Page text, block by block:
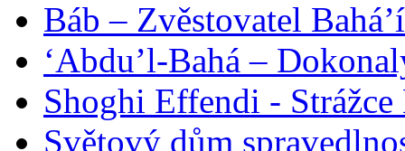
Báb – Zvěstovatel
‘Abdu’l-Bahá –
Shoghi Effendi -
Světový dům